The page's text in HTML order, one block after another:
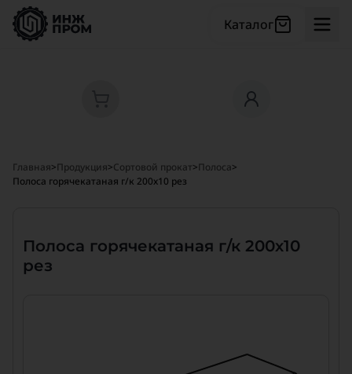
Каталог
Главная>Продукция>Сортовой прокат>Полоса>
Полоса горячекатаная г/к 200х10 рез
Полоса горячекатаная г/к 200х10
рез